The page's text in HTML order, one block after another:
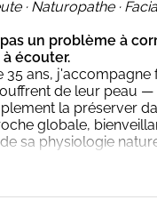
· Naturopathe ·
un problème à
écouter.
35 ans, j'accompagne
de leur peau —
la préserver
globale,
sa physiologie